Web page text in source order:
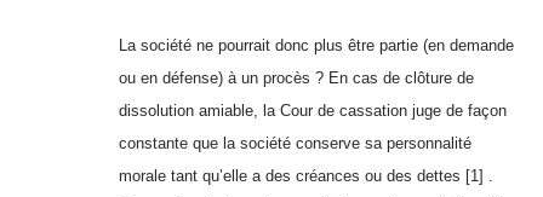
La société ne pourrait donc plus être partie (en demande
ou en défense) à un procès ? En cas de clôture de
dissolution amiable, la Cour de cassation juge de façon
constante que la société conserve sa personnalité
morale tant qu’elle a des créances ou des dettes [1] .